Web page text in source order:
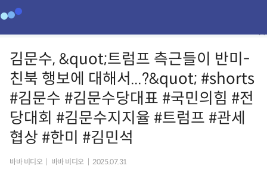
김문수, &quot;트럼프 측근들이 반미-
친북 행보에 대해서...?&quot; #shorts
#김문수 #김문수당대표 #국민의힘 #전
당대회 #김문수지지율 #트럼프 #관세
협상 #한미 #김민석
바바 비디오 바바 비디오 2025.07.31